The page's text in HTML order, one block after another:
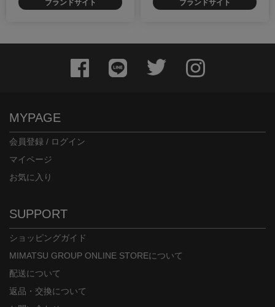
ブランドサイト ブランドサイト
MYPAGE
会員登録 / ログイン
マイページ
お気に入り
SUPPORT
ショッピングガイド
MIMATSU GROUP ONLINE STOREについて
配送について
返品・交換について